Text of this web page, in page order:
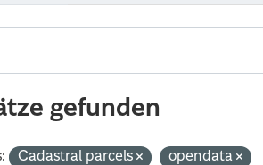
gefunden
Cadastral parcels
opendata